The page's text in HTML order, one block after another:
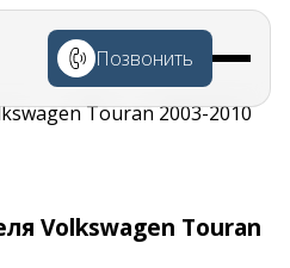
Позвонить
Touran 2003-2010
Volkswagen Touran